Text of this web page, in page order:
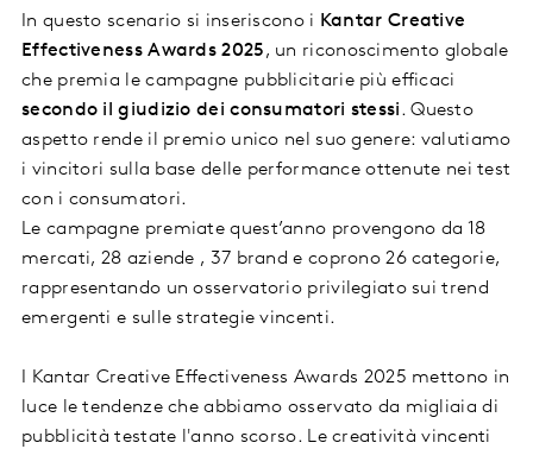
In questo scenario si inseriscono i Kantar Creative
Effectiveness Awards 2025, un riconoscimento globale
che premia le campagne pubblicitarie più efficaci
secondo il giudizio dei consumatori stessi. Questo
aspetto rende il premio unico nel suo genere: valutiamo
i vincitori sulla base delle performance ottenute nei test
con i consumatori.
Le campagne premiate quest’anno provengono da 18
mercati, 28 aziende , 37 brand e coprono 26 categorie,
rappresentando un osservatorio privilegiato sui trend
emergenti e sulle strategie vincenti.
I Kantar Creative Effectiveness Awards 2025 mettono in
luce le tendenze che abbiamo osservato da migliaia di
pubblicità testate l'anno scorso. Le creatività vincenti